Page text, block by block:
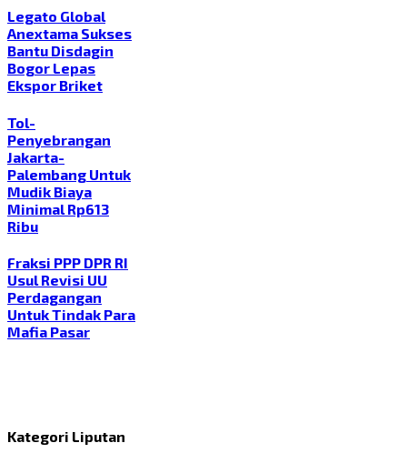
Legato Global
Anextama Sukses
Bantu Disdagin
Bogor Lepas
Ekspor Briket
Tol-
Penyebrangan
Jakarta-
Palembang Untuk
Mudik Biaya
Minimal Rp613
Ribu
Fraksi PPP DPR RI
Usul Revisi UU
Perdagangan
Untuk Tindak Para
Mafia Pasar
Kategori Liputan